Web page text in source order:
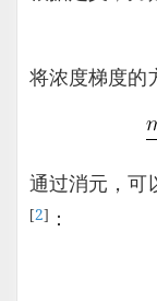
将浓度梯度的
通过消元，可
[2] ：